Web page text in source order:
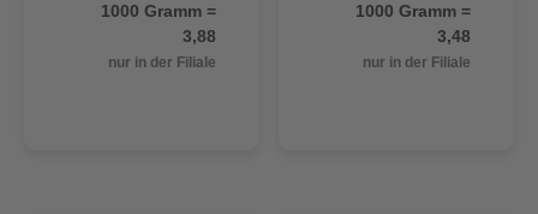
1000 Gramm =
3,88
nur in der Filiale
1000 Gramm =
3,48
nur in der Filiale